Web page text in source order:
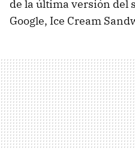
de la última versión del
Google, Ice Cream